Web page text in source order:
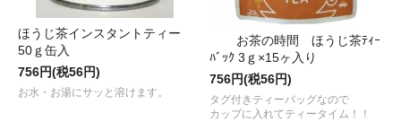
ほうじ茶インスタントティー
50ｇ缶入
756円(税56円)
お水・お湯にサッと溶けます。
お茶の時間 ほうじ茶ﾃｨｰ
ﾊﾞｯｸ 3ｇ×15ヶ入り
756円(税56円)
タグ付きティーバッグなので
カップに入れてティータイム！！